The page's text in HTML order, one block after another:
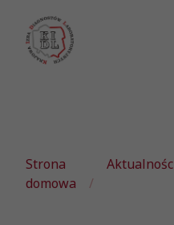
Strona
domowa